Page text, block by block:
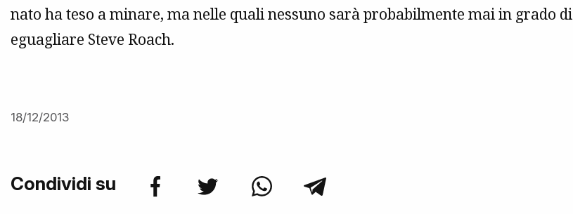
nato ha teso a minare, ma nelle quali nessuno sarà probabilmente mai in grado di
eguagliare Steve Roach.
18/12/2013
Condividi su